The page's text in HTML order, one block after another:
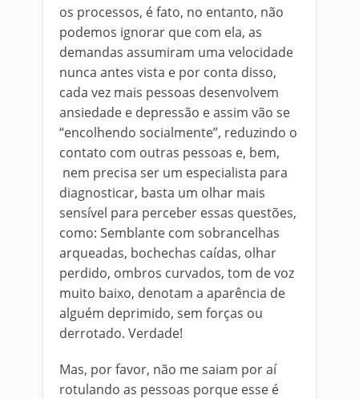
os processos, é fato, no entanto, não
podemos ignorar que com ela, as
demandas assumiram uma velocidade
nunca antes vista e por conta disso,
cada vez mais pessoas desenvolvem
ansiedade e depressão e assim vão se
“encolhendo socialmente”, reduzindo o
contato com outras pessoas e, bem,
nem precisa ser um especialista para
diagnosticar, basta um olhar mais
sensível para perceber essas questões,
como: Semblante com sobrancelhas
arqueadas, bochechas caídas, olhar
perdido, ombros curvados, tom de voz
muito baixo, denotam a aparência de
alguém deprimido, sem forças ou
derrotado. Verdade!
Mas, por favor, não me saiam por aí
rotulando as pessoas porque esse é